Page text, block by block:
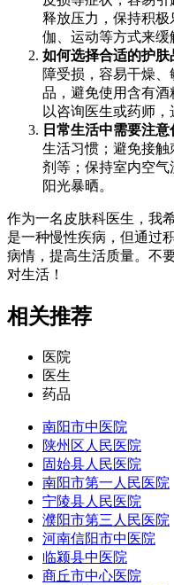
释放压力，保持积
伽、运动等方式来缓
如何选择合适的护肤
障受损，容易干燥
品，避免使用含有
以咨询医生或药师，
日常生活中需要注意
生活习惯；避免接
剂等；保持室内空
阳光暴晒。
作为一名皮肤科医生，我
是一种慢性疾病，但通过
病情，提高生活质量。不
对生活！
相关推荐
医院
医生
药品
南阳市中医院
陕州区人民医院
固始县人民医院
南阳市第一人民医院
宁陵县人民医院
濮阳市第三人民医院
河南信阳市中医院
临颍县中医院
商丘市中心医院